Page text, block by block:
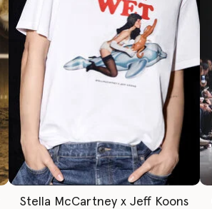
Stella McCartney x Jeff Koons